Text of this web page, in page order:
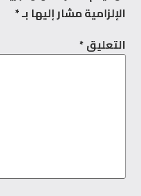
الإلزامية مشار إليها بـ *
التعليق*